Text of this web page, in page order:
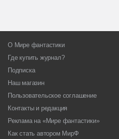
О Мире фантастики
Где купить журнал?
Подписка
Наш магазин
Пользовательское соглашение
Контакты и редакция
Реклама на «Мире фантастики»
Как стать автором МирФ